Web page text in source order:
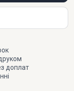
доплат